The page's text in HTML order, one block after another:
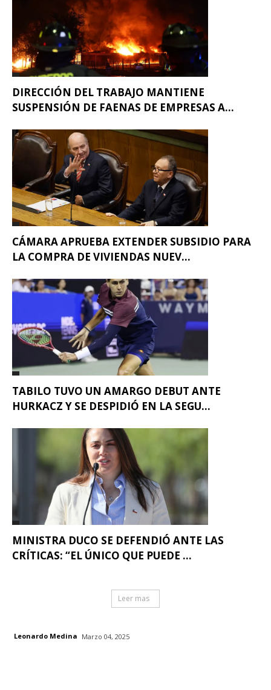
DIRECCIÓN DEL TRABAJO MANTIENE
SUSPENSIÓN DE FAENAS DE EMPRESAS A...
CÁMARA APRUEBA EXTENDER SUBSIDIO PARA
LA COMPRA DE VIVIENDAS NUEV...
TABILO TUVO UN AMARGO DEBUT ANTE
HURKACZ Y SE DESPIDIÓ EN LA SEGU...
MINISTRA DUCO SE DEFENDIÓ ANTE LAS
CRÍTICAS: “EL ÚNICO QUE PUEDE ...
Leer mas
Leonardo Medina Marzo 04, 2025